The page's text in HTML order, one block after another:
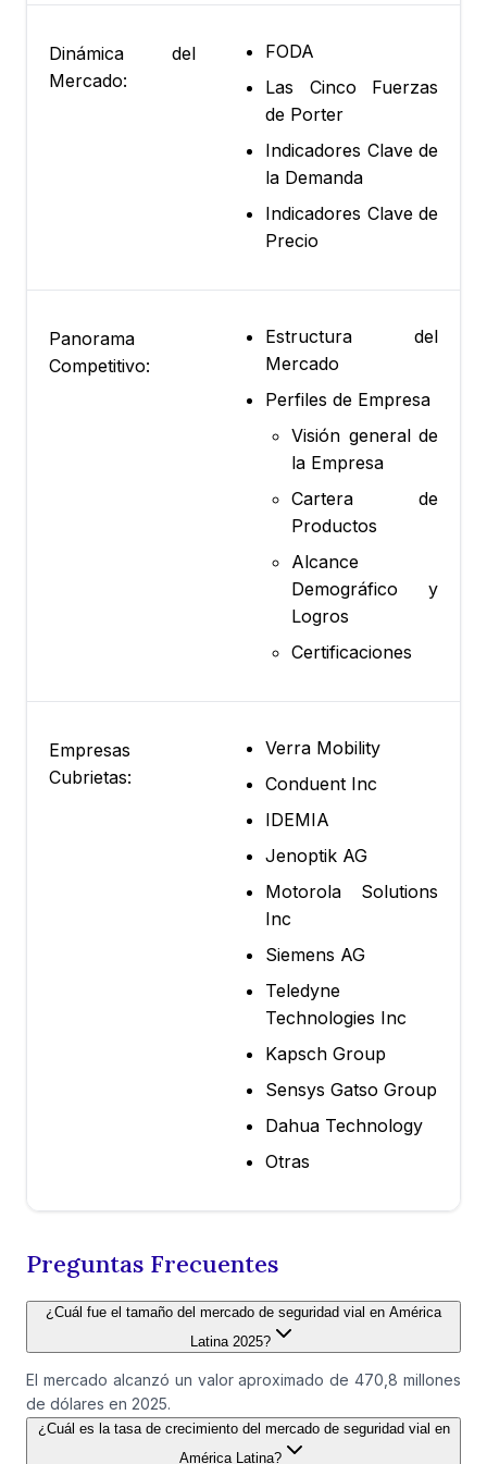
Dinámica del
Mercado:
FODA
Las Cinco Fuerzas
de Porter
Indicadores Clave de
la Demanda
Indicadores Clave de
Precio
Panorama
Competitivo:
Estructura del
Mercado
Perfiles de Empresa
Visión general de
la Empresa
Cartera de
Productos
Alcance
Demográfico y
Logros
Certificaciones
Empresas
Cubrietas:
Verra Mobility
Conduent Inc
IDEMIA
Jenoptik AG
Motorola Solutions
Inc
Siemens AG
Teledyne
Technologies Inc
Kapsch Group
Sensys Gatso Group
Dahua Technology
Otras
Preguntas Frecuentes
¿Cuál fue el tamaño del mercado de seguridad vial en América
Latina 2025?
El mercado alcanzó un valor aproximado de 470,8 millones
de dólares en 2025.
¿Cuál es la tasa de crecimiento del mercado de seguridad vial en
América Latina?